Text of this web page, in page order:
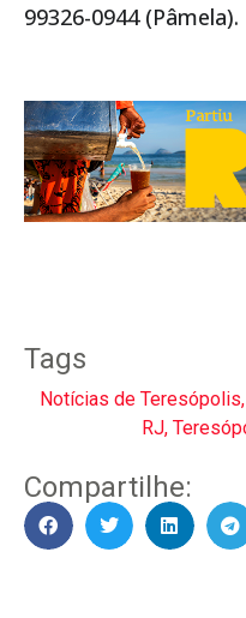
99326-0944 (Pâmela).
Tags
Notícias de Teresópolis,
RJ,
Compartilhe: